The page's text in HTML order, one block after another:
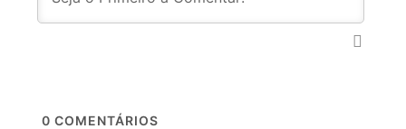
0 COMENTÁRIOS